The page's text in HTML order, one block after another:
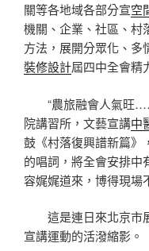
關等各地域各部分宣空
機關、企業、社區、村
方法，展開分眾化、多
裝修設計屆四中全會精
“農旅融會人氣旺
院講習所，文藝宣講中
鼓《村落復興譜新篇》
的唱詞，將全會安排中
容娓娓道來，博得現場
這是連日來北京市
宣講運動的活潑縮影。